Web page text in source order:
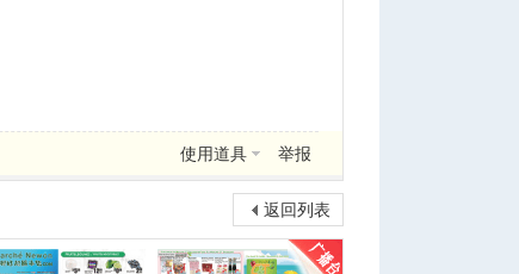
使用道具 举报
返回列表